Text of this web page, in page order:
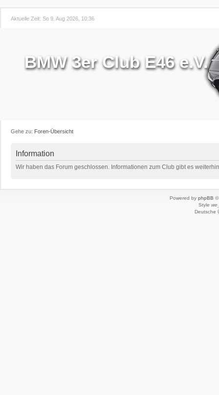
Aktuelle Zeit: So 9. Aug 2026, 10:36
BMW 3er Club E46 e.V.
Gehe zu: Foren-Übersicht
Information
Wir haben das Forum geschlossen. Informationen zum Club gibt es
Powered by phpBB ©
Style
Deutsche